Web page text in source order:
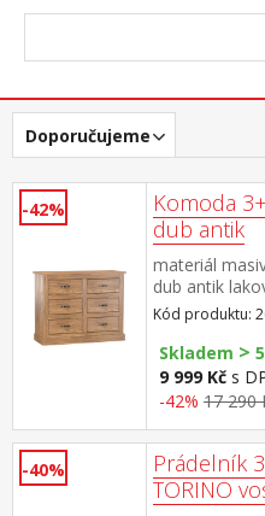
Doporučujeme
-42%
Komoda
dub antik
materiál
dub antik
struktury šest
DORADO
Kód produktu:
Skladem >
9 999 Kč s
-42% 17 290
-40%
Prádelník
TORINO